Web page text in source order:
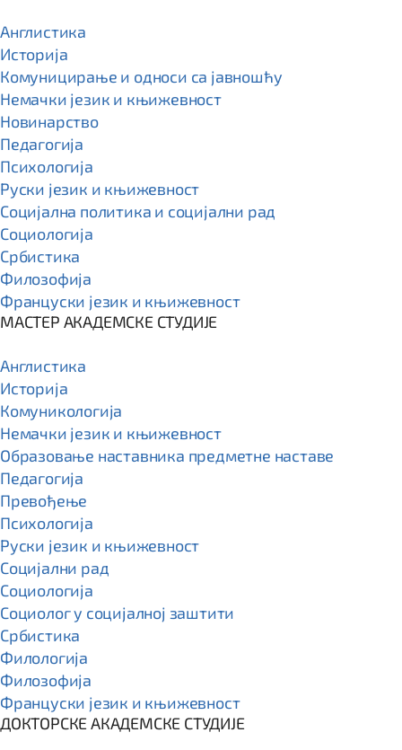
Англистика
Историја
Комуницирање и односи са јавношћу
Немачки језик и књижевност
Новинарство
Педагогија
Психологија
Руски језик и књижевност
Социјална политика и социјални рад
Социологија
Србистика
Филозофија
Француски језик и књижевност
МАСТЕР АКАДЕМСКЕ СТУДИЈЕ
Англистика
Историја
Комуникологија
Немачки језик и књижевност
Образовање наставника предметне наставе
Педагогија
Превођење
Психологија
Руски језик и књижевност
Социјални рад
Социологија
Социолог у социјалној заштити
Србистика
Филологија
Филозофија
Француски језик и књижевност
ДОКТОРСКЕ АКАДЕМСКЕ СТУДИЈЕ